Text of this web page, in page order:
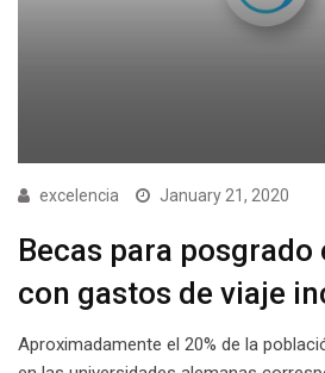
excelencia January 21, 2020
Becas para posgrado
con gastos de viaje
Aproximadamente el 20% de la